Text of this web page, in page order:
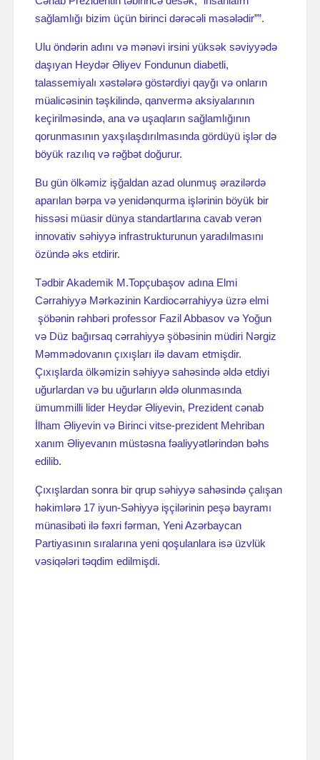
sağlamlığı bizim üçün birinci dərəcəli məsələdir””.
Ulu öndərin adını və mənəvi irsini yüksək səviyyədə
daşıyan Heydər Əliyev Fondunun diabetli,
talassemiyalı xəstələrə göstərdiyi qayğı və onların
müalicəsinin təşkilində, qanvermə aksiyalarının
keçirilməsində, ana və uşaqların sağlamlığının
qorunmasının yaxşılaşdırılmasında gördüyü işlər də
böyük razılıq və rəğbət doğurur.
Bu gün ölkəmiz işğaldan azad olunmuş ərazilərdə
aparılan bərpa və yenidənqurma işlərinin böyük bir
hissəsi müasir dünya standartlarına cavab verən
innovativ səhiyyə infrastrukturunun yaradılmasını
özündə əks etdirir.
Tədbir Akademik M.Topçubaşov adına Elmi
Cərrahiyyə Mərkəzinin Kardiocərrahiyyə üzrə elmi
şöbənin rəhbəri professor Fazil Abbasov və Yoğun
və Düz bağırsaq cərrahiyyə şöbəsinin müdiri Nərgiz
Məmmədovanın çıxışları ilə davam etmişdir.
Çıxışlarda ölkəmizin səhiyyə sahəsində əldə etdiyi
uğurlardan və bu uğurların əldə olunmasında
ümummilli lider Heydər Əliyevin, Prezident cənab
İlham Əliyevin və Birinci vitse-prezident Mehriban
xanım Əliyevanın müstəsna fəaliyyətlərindən bəhs
edilib.
Çıxışlardan sonra bir qrup səhiyyə sahəsində çalışan
həkimlərə 17 iyun-Səhiyyə işçilərinin peşə bayramı
münasibəti ilə fəxri fərman, Yeni Azərbaycan
Partiyasının sıralarına yeni qoşulanlara isə üzvlük
vəsiqələri təqdim edilmişdi.